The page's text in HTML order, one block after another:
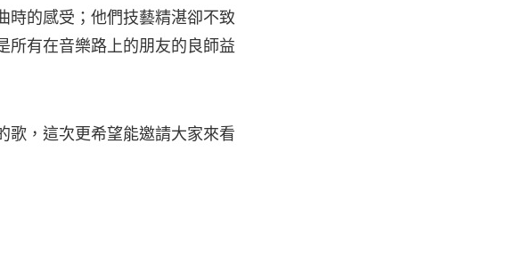
時的感受；他們技藝精湛卻不致
所有在音樂路上的朋友的良師益
歌，這次更希望能邀請大家來看